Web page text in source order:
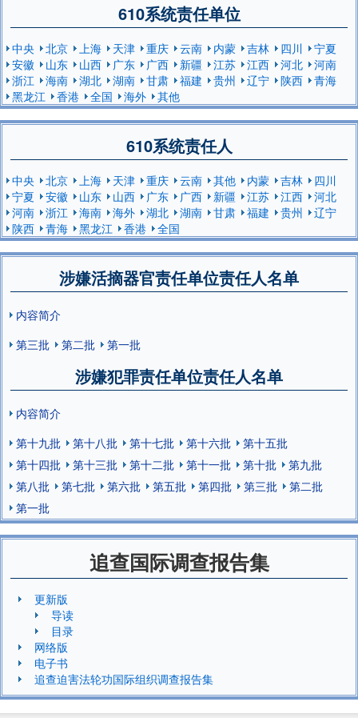
610系统责任单位
中央 北京 上海 天津 重庆 云南 内蒙 吉林 四川
宁夏
安徽
山东 山西 广东 广西 新疆 江苏 江西 河北
河南
浙江
海南 湖北 湖南 甘肃 福建 贵州 辽宁 陕西
青海
黑龙江
香港 全国 海外 其他
610系统责任人
中央 北京 上海 天津 重庆 云南 其他 内蒙 吉林
四川
宁夏
安徽 山东 山西 广东 广西 新疆 江苏 江西
河北
河南
浙江 海南 海外 湖北 湖南 甘肃 福建 贵州
辽宁
陕西
青海 黑龙江 香港 全国
涉嫌活摘器官责任单位责任人名单
内容简介
第三批
第二批 第一批
涉嫌犯罪责任单位责任人名单
内容简介
第十九批
第十八批 第十七批 第十六批
第十五批
第十四批
第十三批 第十二批 第十一批 第十批
第九批
第八批
第七批 第六批 第五批 第四批 第三批
第二批
第一批
追查国际调查报告集
更新版
导读
目录
网络版
电子书
追查迫害法轮功国际组织调查报告集